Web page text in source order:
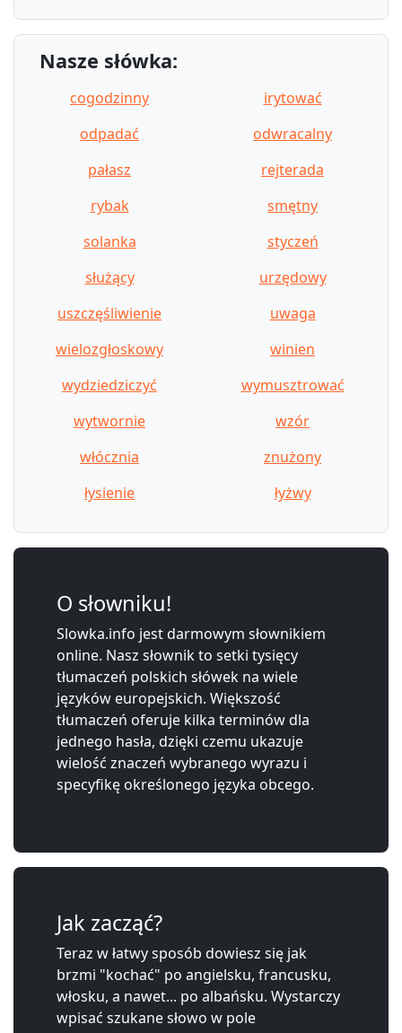
Nasze słówka:
cogodzinny
irytować
odpadać
odwracalny
pałasz
rejterada
rybak
smętny
solanka
styczeń
służący
urzędowy
uszczęśliwienie
uwaga
wielozgłoskowy
winien
wydziedziczyć
wymusztrować
wytwornie
wzór
włócznia
znużony
łysienie
łyżwy
O słowniku!
Slowka.info jest darmowym słownikiem
online. Nasz słownik to setki tysięcy
tłumaczeń polskich słówek na wiele
języków europejskich. Większość
tłumaczeń oferuje kilka terminów dla
jednego hasła, dzięki czemu ukazuje
wielość znaczeń wybranego wyrazu i
specyfikę określonego języka obcego.
Jak zacząć?
Teraz w łatwy sposób dowiesz się jak
brzmi "kochać" po angielsku, francusku,
włosku, a nawet... po albańsku. Wystarczy
wpisać szukane słowo w pole